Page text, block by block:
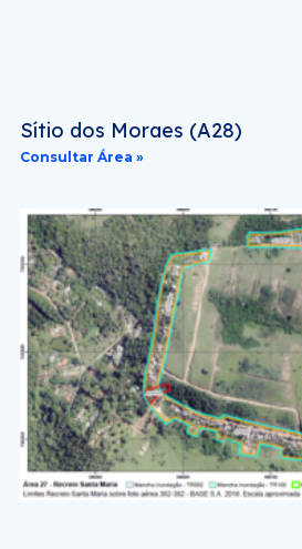
Sítio dos Moraes (A28)
Consultar Área »